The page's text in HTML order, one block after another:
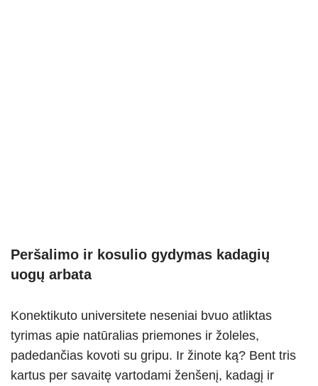
Peršalimo ir kosulio gydymas kadagių
uogų arbata
Konektikuto universitete neseniai bvuo atliktas
tyrimas apie natūralias priemones ir žoleles,
padedančias kovoti su gripu. Ir žinote ką? Bent tris
kartus per savaitę vartodami ženšenį, kadagį ir